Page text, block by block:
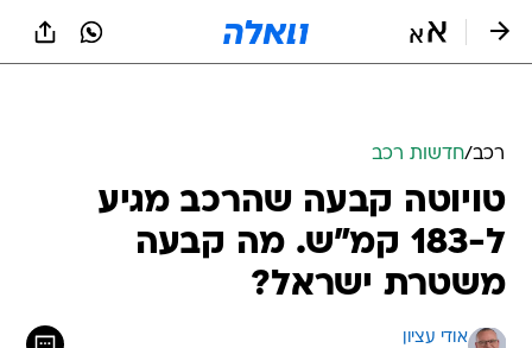
רכב/חדשות רכב
טויוטה קבעה שהרכב מגיע
ל-183 קמ"ש. מה קבעה
משטרת ישראל?
אודי עציון